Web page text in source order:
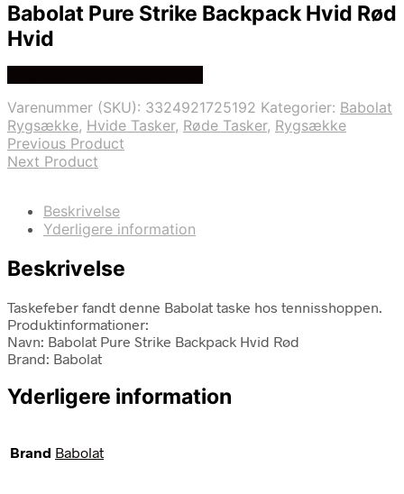
Babolat Pure Strike Backpack Hvid Rød
Hvid
Varenummer (SKU): 3324921725192 Kategorier: Babolat
Rygsække, Hvide Tasker, Røde Tasker, Rygsække
Previous Product
Next Product
Beskrivelse
Yderligere information
Beskrivelse
Taskefeber fandt denne Babolat taske hos tennisshoppen.
Produktinformationer:
Navn: Babolat Pure Strike Backpack Hvid Rød
Brand: Babolat
Yderligere information
Brand Babolat